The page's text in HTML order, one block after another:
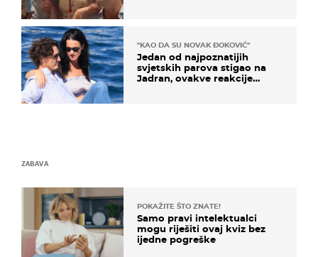
"KAO DA SU NOVAK ĐOKOVIĆ"
Jedan od najpoznatijih
svjetskih parova stigao na
Jadran, ovakve reakcije
ZABAVA
POKAŽITE ŠTO ZNATE!
Samo pravi intelektualci
mogu riješiti ovaj kviz bez
ijedne pogreške